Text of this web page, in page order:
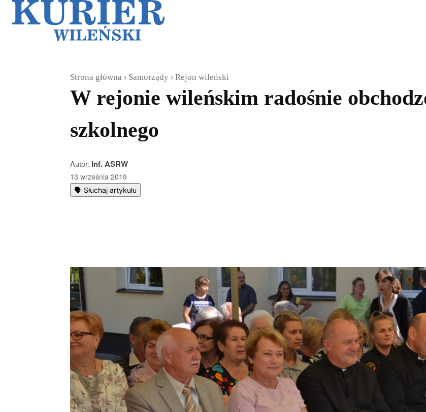
Strona główna Samorządy Rejon wileński
W rejonie wileńskim radośnie
szkolnego
Autor: Inf. ASRW
13 września 2019
🗣️ Słuchaj artykułu